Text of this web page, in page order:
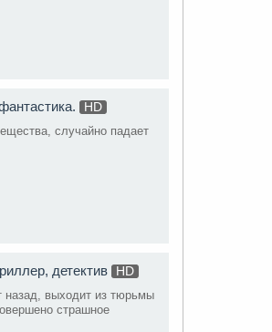
HD
случайно падает
детектив
HD
назад, выходит из тюрьмы
страшное